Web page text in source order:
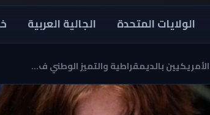
الولايات المتحدة الجالية العربية
بالديمقراطية والتميز الوطني ف...